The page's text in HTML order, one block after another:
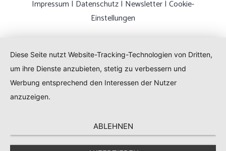
Impressum | Datenschutz| Newsletter| Cookie-
Einstellungen
Diese Seite nutzt Website-Tracking-Technologien von Dritten,
um ihre Dienste anzubieten, stetig zu verbessern und
Werbung entsprechend den Interessen der Nutzer
anzuzeigen.
ABLEHNEN